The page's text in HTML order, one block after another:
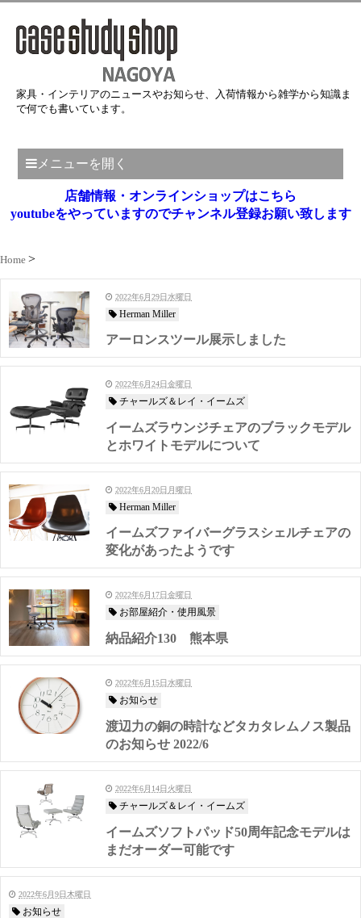
家具・インテリアのニュースやお知らせ、入荷情報から雑学から知識ま
で何でも書いています。
メニューを開く
店舗情報・オンラインショップはこちら
youtubeをやっていますのでチャンネル登録お願い致します
Home
2022年6月29日水曜日
Herman Miller
アーロンスツール展示しました
2022年6月24日金曜日
チャールズ＆レイ・イームズ
イームズラウンジチェアのブラックモデル
とホワイトモデルについて
2022年6月20日月曜日
Herman Miller
イームズファイバーグラスシェルチェアの
変化があったようです
2022年6月17日金曜日
お部屋紹介・使用風景
納品紹介130 熊本県
2022年6月15日水曜日
お知らせ
渡辺力の銅の時計などタカタレムノス製品
のお知らせ 2022/6
2022年6月14日火曜日
チャールズ＆レイ・イームズ
イームズソフトパッド50周年記念モデルは
まだオーダー可能です
2022年6月9日木曜日
お知らせ